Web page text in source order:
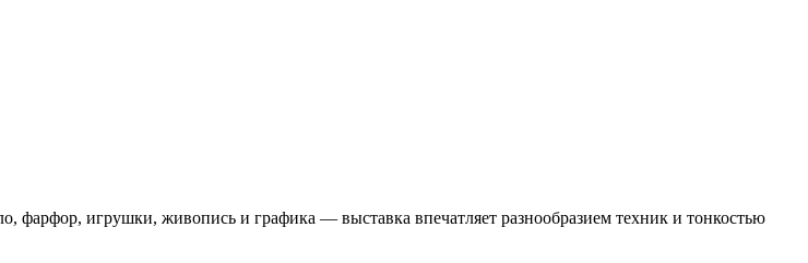
фарфор, игрушки, живопись и графика — выставка впечатляет разнообразием техник и тонкостью